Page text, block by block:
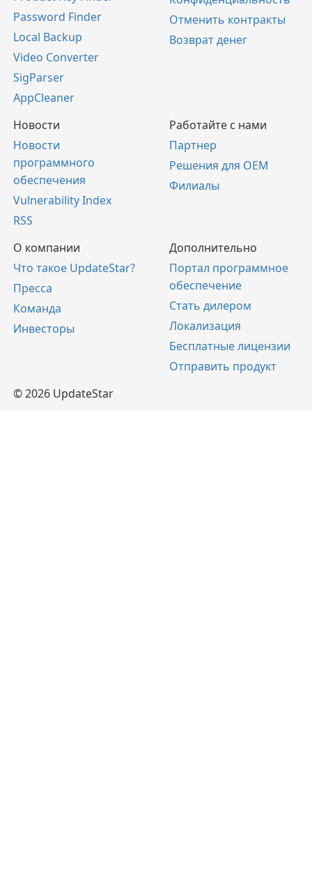
Password Finder
Local Backup
Video Converter
SigParser
AppCleaner
Отменить контракты
Возврат денег
Новости
Новости
программного
обеспечения
Vulnerability Index
RSS
Работайте с нами
Партнер
Решения для OEM
Филиалы
О компании
Что такое UpdateStar?
Пресса
Команда
Инвесторы
Дополнительно
Портал программное
обеспечение
Стать дилером
Локализация
Бесплатные лицензии
Отправить продукт
© 2026 UpdateStar